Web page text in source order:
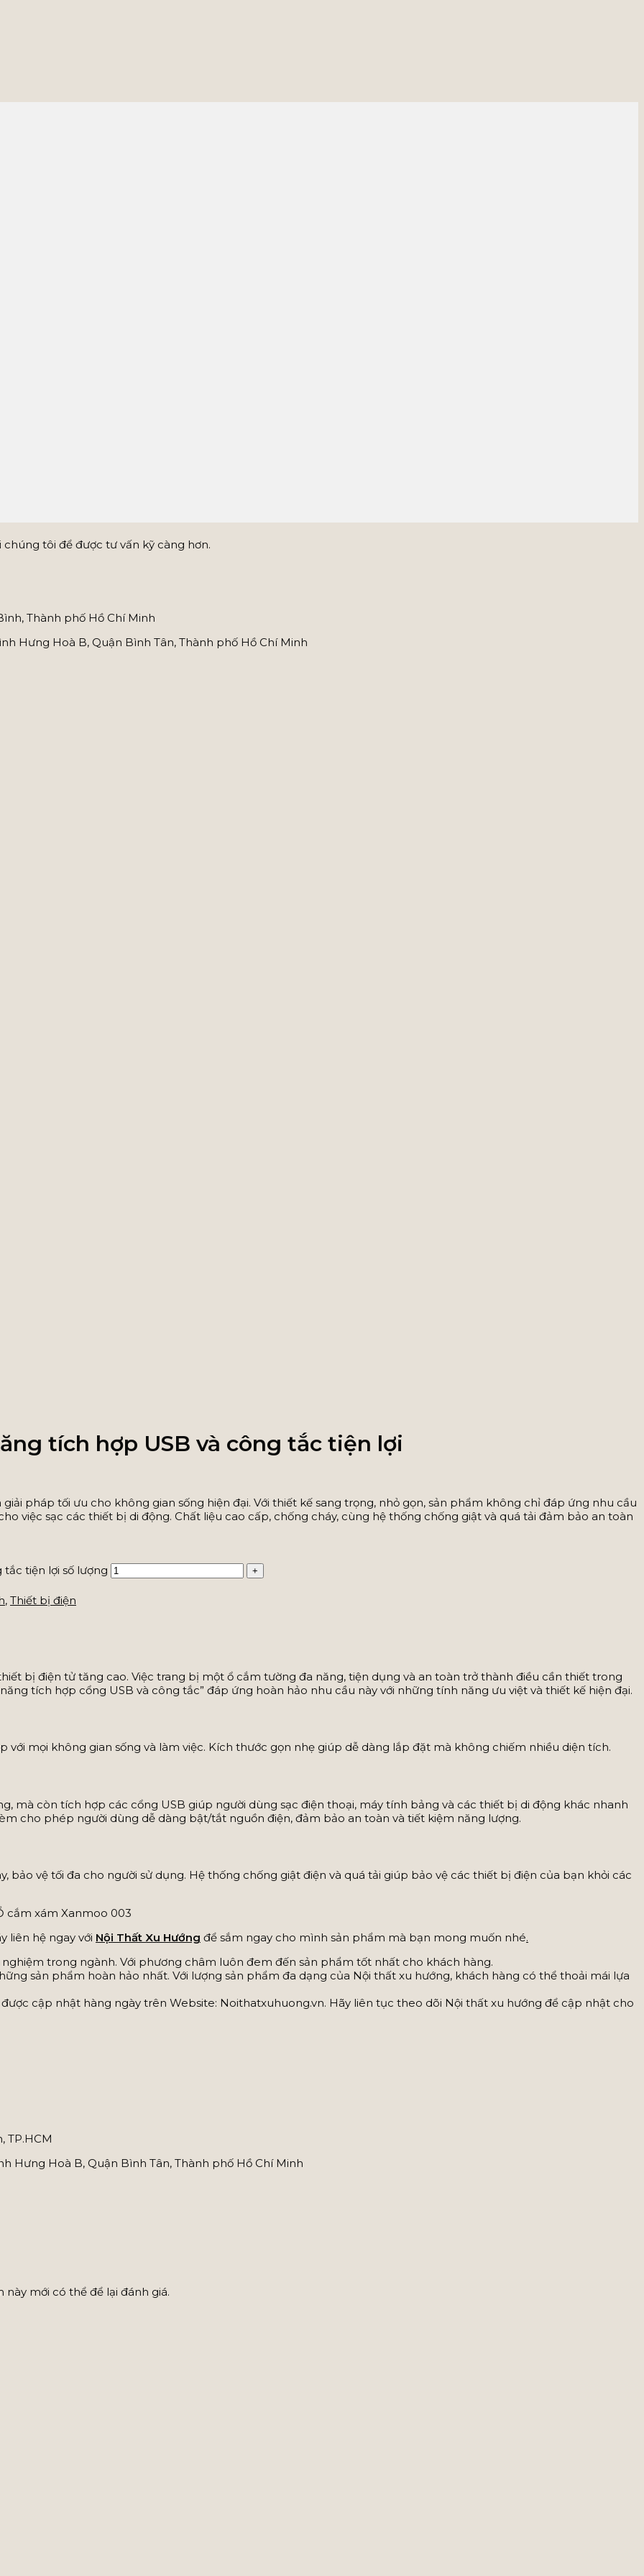
tôi để được tư vấn kỹ càng hơn.
Thành phố Hồ Chí Minh
Hưng Hoà B, Quận Bình Tân, Thành phố Hồ Chí Minh
tích hợp USB và công tắc tiện lợi
pháp tối ưu cho không gian sống hiện đại. Với thiết kế sang trọng, nhỏ gọn, sản phẩm không chỉ đáp ứng nhu cầu
việc sạc các thiết bị di động. Chất liệu cao cấp, chống cháy, cùng hệ thống chống giật và quá tải đảm bảo an toàn
tiện lợi số lượng
, Thiết bị điện
bị điện tử tăng cao. Việc trang bị một ổ cắm tường đa năng, tiện dụng và an toàn trở thành điều cần thiết trong
tích hợp cổng USB và công tắc” đáp ứng hoàn hảo nhu cầu này với những tính năng ưu việt và thiết kế hiện đại.
mọi không gian sống và làm việc. Kích thước gọn nhẹ giúp dễ dàng lắp đặt mà không chiếm nhiều diện tích.
mà còn tích hợp các cổng USB giúp người dùng sạc điện thoại, máy tính bảng và các thiết bị di động khác nhanh
cho phép người dùng dễ dàng bật/tắt nguồn điện, đảm bảo an toàn và tiết kiệm năng lượng.
vệ tối đa cho người sử dụng. Hệ thống chống giật điện và quá tải giúp bảo vệ các thiết bị điện của bạn khỏi các
liên hệ ngay với Nội Thất Xu Hướng để sắm ngay cho mình sản phẩm mà bạn mong muốn nhé.
trong ngành. Với phương châm luôn đem đến sản phẩm tốt nhất cho khách hàng.
sản phẩm hoàn hảo nhất. Với lượng sản phẩm đa dạng của Nội thất xu hướng, khách hàng có thể thoải mái lựa
cập nhật hàng ngày trên Website: Noithatxuhuong.vn. Hãy liên tục theo dõi Nội thất xu hướng để cập nhật cho
TP.HCM
Hưng Hoà B, Quận Bình Tân, Thành phố Hồ Chí Minh
mới có thể để lại đánh giá.